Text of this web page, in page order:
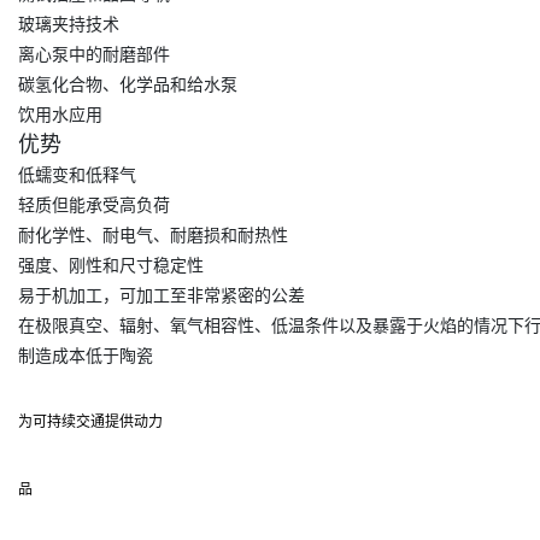
玻璃夹持技术
离心泵中的耐磨部件
碳氢化合物、化学品和给水泵
饮用水应用
优势
低蠕变和低释气
轻质但能承受高负荷
耐化学性、耐电气、耐磨损和耐热性
强度、刚性和尺寸稳定性
易于机加工，可加工至非常紧密的公差
在极限真空、辐射、氧气相容性、低温条件以及暴露于火焰的情况下
制造成本低于陶瓷
为可持续交通提供动力
品